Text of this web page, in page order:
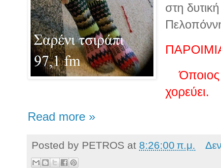
στη
Όποιος
χορεύει.
Read more »
Posted by PETROS at 8:26:00 π.μ.